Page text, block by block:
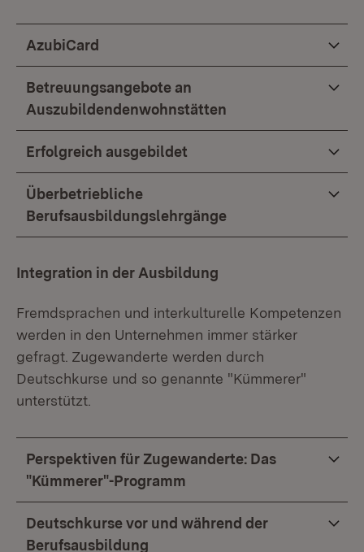
AzubiCard
Betreuungsangebote an
Auszubildendenwohnstätten
Erfolgreich ausgebildet
Überbetriebliche
Berufsausbildungslehrgänge
Integration in der Ausbildung
Fremdsprachen und interkulturelle Kompetenzen
werden in den Unternehmen immer stärker
gefragt. Zugewanderte werden durch
Deutschkurse und so genannte "Kümmerer"
unterstützt.
Perspektiven für Zugewanderte: Das
"Kümmerer"-Programm
Deutschkurse vor und während der
Berufsausbildung